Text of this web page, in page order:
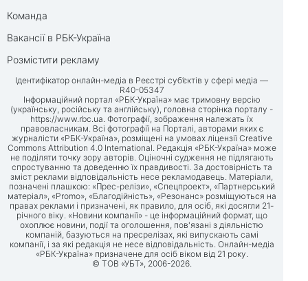
Команда
Вакансії в РБК-Україна
Розмістити рекламу
Ідентифікатор онлайн-медіа в Реєстрі суб’єктів у сфері медіа —
R40-05347
Інформаційний портал «РБК-Україна» має тримовну версію
(українську, російську та англійську), головна сторінка порталу -
https://www.rbc.ua. Фотографії, зображення належать їх
правовласникам. Всі фотографії на Порталі, авторами яких є
журналісти «РБК-Україна», розміщені на умовах ліцензії Creative
Commons Attribution 4.0 International. Редакція «РБК-Україна» може
не поділяти точку зору авторів. Оціночні судження не підлягають
спростуванню та доведенню їх правдивості. За достовірність та
зміст реклами відповідальність несе рекламодавець. Матеріали,
позначені плашкою: «Прес-релізи», «Спецпроект», «Партнерський
матеріал», «Promo», «Благодійність», «Резонанс» розміщуються на
правах реклами і призначені, як правило, для осіб, які досягли 21-
річного віку. «Новини компанії» - це інформаційний формат, що
охоплює новини, події та оголошення, пов'язані з діяльністю
компаній, базуються на пресрелізах, які випускають самі
компанії, і за які редакція не несе відповідальність. Онлайн-медіа
«РБК-Україна» призначене для осіб віком від 21 року.
© ТОВ «УБТ», 2006-2026.